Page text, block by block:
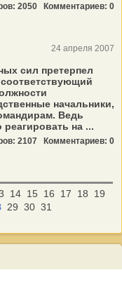
2050 Комментариев: 0
24 апреля 2007
сил претерпел
начальники,
Ведь
на ...
2107 Комментариев: 0
14 15 16 17 18
19
29 30 31